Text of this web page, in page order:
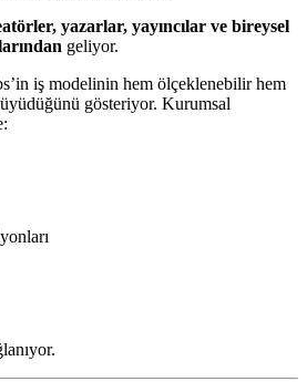
yazarlar, yayıncılar ve bireysel
geliyor.
iş modelinin hem ölçeklenebilir hem
gösteriyor. Kurumsal